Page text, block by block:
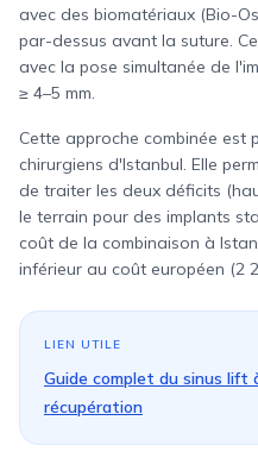
avec des biomatériaux (Bio-
par-dessus avant la suture.
avec la pose simultanée de
≥ 4–5 mm.
Cette approche combinée est
chirurgiens d'Istanbul. Elle
de traiter les deux déficits
le terrain pour des implants
coût de la combinaison à
inférieur au coût européen (2
LIEN UTILE
Guide complet du sinus
récupération